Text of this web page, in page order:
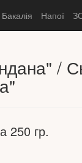
Бакалія Напої
/
250 гр.